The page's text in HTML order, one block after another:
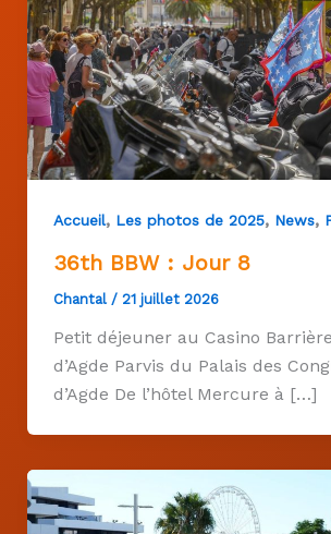
Accueil, Les photos de 2025, News,
36th BBW : Jour 8
Chantal / 21 juillet 2026
Petit déjeuner au Casino
d’Agde Parvis du Palais des
d’Agde De l’hôtel Mercure à […]